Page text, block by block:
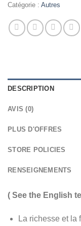
Catégorie : Autres
DESCRIPTION
AVIS (0)
PLUS D'OFFRES
STORE POLICIES
RENSEIGNEMENTS
( See the English
La richesse et la